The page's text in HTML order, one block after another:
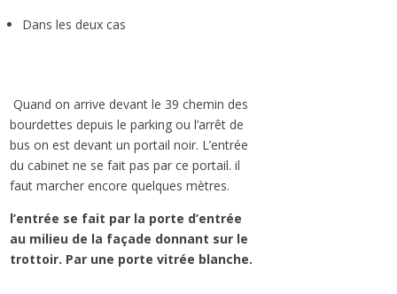
Dans les deux cas
Quand on arrive devant le 39 chemin des
bourdettes depuis le parking ou l’arrêt de
bus on est devant un portail noir. L’entrée
du cabinet ne se fait pas par ce portail. il
faut marcher encore quelques mètres.
l’entrée se fait par la porte d’entrée
au milieu de la façade donnant sur le
trottoir. Par une porte vitrée blanche.